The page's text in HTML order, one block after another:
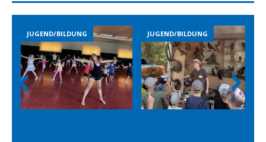
JUGEND/BILDUNG JUGEND/BILDUNG
Prev
ious
Nex
t